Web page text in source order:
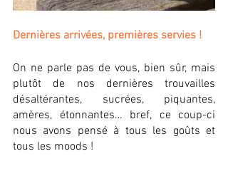
Dernières arrivées, premières servies !
On ne parle pas de vous, bien sûr, mais
plutôt de nos dernières trouvailles
désaltérantes, sucrées, piquantes,
amères, étonnantes… bref, ce coup-ci
nous avons pensé à tous les goûts et
tous les moods !